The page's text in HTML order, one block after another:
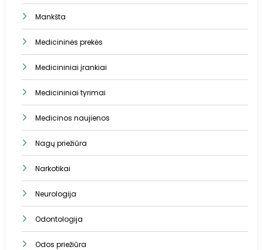
Mankšta
Medicininės prekės
Medicininiai įrankiai
Medicininiai tyrimai
Medicinos naujienos
Nagų priežiūra
Narkotikai
Neurologija
Odontologija
Odos priežiūra